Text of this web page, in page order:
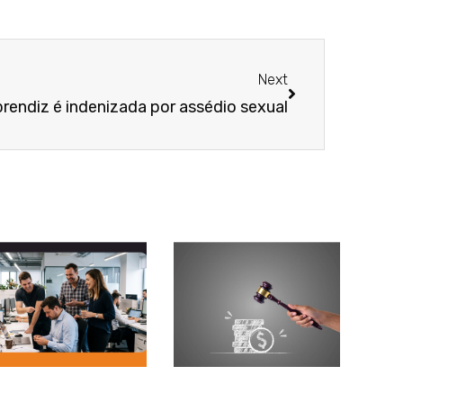
Next
é indenizada por assédio sexual